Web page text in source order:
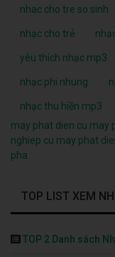
nhac cho tre so sinh
nhạc cho trẻ
yêu thích nhạc mp3
nhạc phi nhung
nhạc thu hiền mp3
may phat dien cu may
nghiep cu may phat
pha
TOP LIST XEM
TOP 2 Danh sách